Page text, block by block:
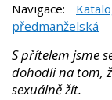
Navigace:
předmanželská
S přítelem jsme
dohodli na tom,
sexuálně žít.